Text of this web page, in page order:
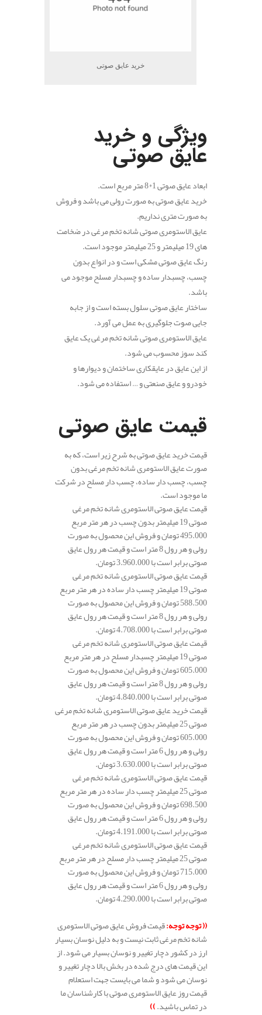
خرید عایق صوتی
ویژگی و خرید
عایق صوتی
ابعاد عایق صوتی 1*8 متر مربع است.
خرید عایق صوتی به صورت رولی می باشد و فروش
به صورت متری نداریم.
عایق الاستومری صوتی شانه تخم مرغی در ضخامت
های 19 میلیمتر و 25 میلیمتر موجود است.
رنگ عایق صوتی مشکی است و در انواع بدون
چسب، چسبدار ساده و چسبدار مسلح موجود می
باشد.
ساختار عایق صوتی سلول بسته است و از جابه
جایی صوت جلوگیری به عمل می آورد.
عایق الاستومری صوتی شانه تخم مرغی یک عایق
کند سوز محسوب می شود.
از این عایق در عایقکاری ساختمان و دیوارها و
خودرو و عایق صنعتی و … استفاده می شود.
قیمت عایق صوتی
قیمت خرید عایق صوتی به شرح زیر است، که به
صورت عایق الاستومری شانه تخم مرغی بدون
چسب، چسب دار ساده، چسب دار مسلح در شرکت
ما موجود است.
قیمت عایق صوتی الاستومری شانه تخم مرغی
صوتی 19 میلیمتر بدون چسب در هر متر مربع
495.000 تومان و فروش این محصول به صورت
رولی و هر رول 8 متر است و قیمت هر رول عایق
صوتی برابر است با 3.960.000 تومان.
قیمت عایق صوتی الاستومری شانه تخم مرغی
صوتی 19 میلیمتر چسب دار ساده در هر متر مربع
588.500 تومان و فروش این محصول به صورت
رولی و هر رول 8 متر است و قیمت هر رول عایق
صوتی برابر است با 4.708.000 تومان.
قیمت عایق صوتی الاستومری شانه تخم مرغی
صوتی 19 میلیمتر چسبدار مسلح در هر متر مربع
605.000 تومان و فروش این محصول به صورت
رولی و هر رول 8 متر است و قیمت هر رول عایق
صوتی برابر است با 4.840.000 تومان.
قیمت خرید عایق صوتی الاستومری شانه تخم مرغی
صوتی 25 میلیمتر بدون چسب در هر متر مربع
605.000 تومان و فروش این محصول به صورت
رولی و هر رول 6 متر است و قیمت هر رول عایق
صوتی برابر است با 3.630.000 تومان.
قیمت عایق صوتی الاستومری شانه تخم مرغی
صوتی 25 میلیمتر چسب دار ساده در هر متر مربع
698.500 تومان و فروش این محصول به صورت
رولی و هر رول 6 متر است و قیمت هر رول عایق
صوتی برابر است با 4.191.000 تومان.
قیمت عایق صوتی الاستومری شانه تخم مرغی
صوتی 25 میلیمتر چسب دار مسلح در هر متر مربع
715.000 تومان و فروش این محصول به صورت
رولی و هر رول 6 متر است و قیمت هر رول عایق
صوتی برابر است با 4.290.000 تومان.
((توجه توجه:قیمت فروش عایق صوتی الاستومری
شانه تخم مرغی ثابت نیست و به دلیل نوسان بسیار
ارز در کشور دچار تغییر و نوسان بسیار می شود. از
این قیمت های درج شده در بخش بالا دچار تغییر و
نوسان می شود و شما می بایست جهت استعلام
قیمت روز عایق الاستومری صوتی با کارشناسان ما
در تماس باشید.))